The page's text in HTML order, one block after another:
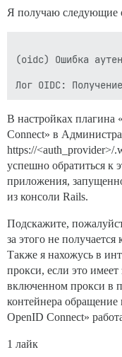
Я получаю следующие
(oidc) Ошибка
В настройках плагина
Connect» в
https://<auth_provider>/
успешно обратиться к
приложения,
из консоли Rails.
Подскажите,
за этого не
Также я нахожусь в
прокси, если это
включенном прокси в
контейнера
OpenID Connect»
1 лайк